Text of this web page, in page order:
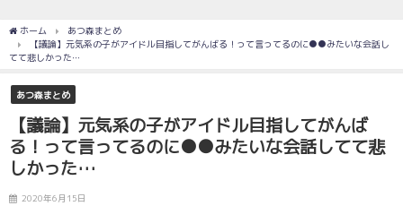
ホーム
あつ森まとめ
【議論】元気系の子がアイドル目指してがんばる！って言ってるのに●●みたいな会話し
てて悲しかった…
あつ森まとめ
【議論】元気系の子がアイドル目指してがんば
る！って言ってるのに●●みたいな会話してて悲
しかった…
2020年6月15日